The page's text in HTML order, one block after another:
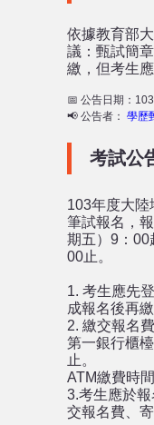
依據教育部
議：甄試簡
繳，但考生
📅 公告日期：
📢 公告者： 學歷
考試公
103年度大
筆試報名，
期五）9：00
00止。
1. 考生應先
成報名後再
2. 繳交報名
第一銀行櫃
止。
ATM繳費時
3.考生應於
交報名費、